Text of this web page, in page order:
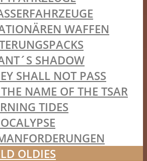
WAFFEN
SHADOW
SHALL NOT PASS
NAME OF THE TSAR
TIDES
OLDIES